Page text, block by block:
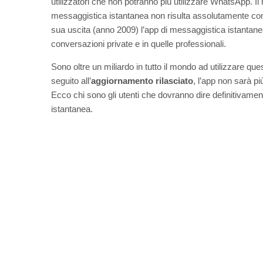
messaggistica istantanea non risulta assolutamente
sua uscita (anno 2009) l’app di messaggistica
conversazioni private e in quelle professionali.
Sono oltre un miliardo in tutto il mondo ad utilizzare
seguito all’aggiornamento rilasciato, l’app non sarà
Ecco chi sono gli utenti che dovranno dire
istantanea.